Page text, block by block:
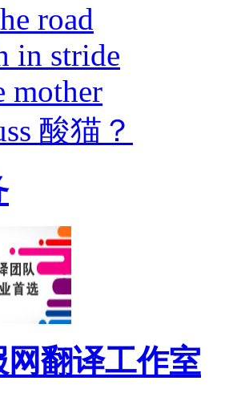
road
in stride
mother
酸猫？
网翻译工作室